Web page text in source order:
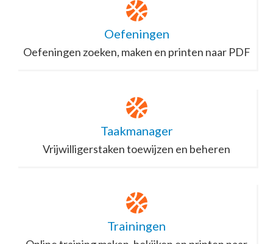
Oefeningen
Oefeningen zoeken, maken en printen naar PDF
Taakmanager
Vrijwilligerstaken toewijzen en beheren
Trainingen